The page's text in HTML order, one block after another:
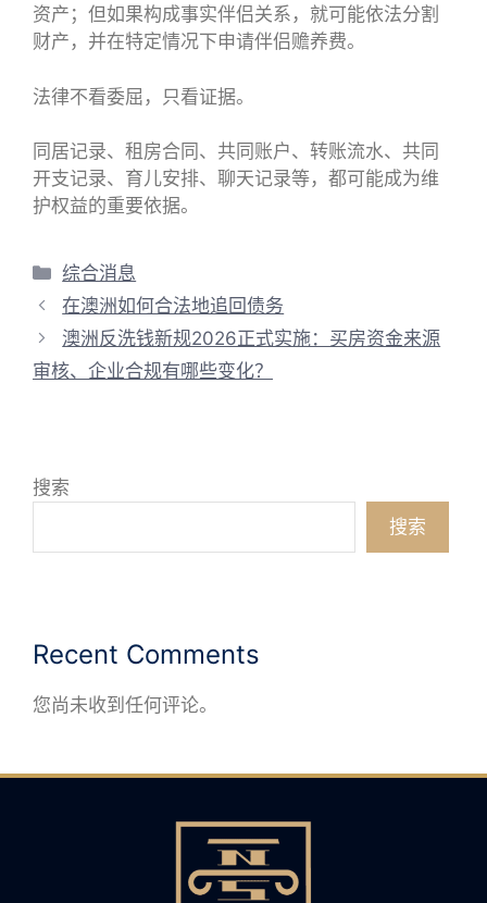
资产；但如果构成事实伴侣关系，就可能依法分割
财产，并在特定情况下申请伴侣赡养费。
法律不看委屈，只看证据。
同居记录、租房合同、共同账户、转账流水、共同
开支记录、育儿安排、聊天记录等，都可能成为维
护权益的重要依据。
分
类
综合消息
在澳洲如何合法地追回债务
澳洲反洗钱新规2026正式实施：买房资金来源
审核、企业合规有哪些变化？
搜索
搜索
Recent Comments
您尚未收到任何评论。